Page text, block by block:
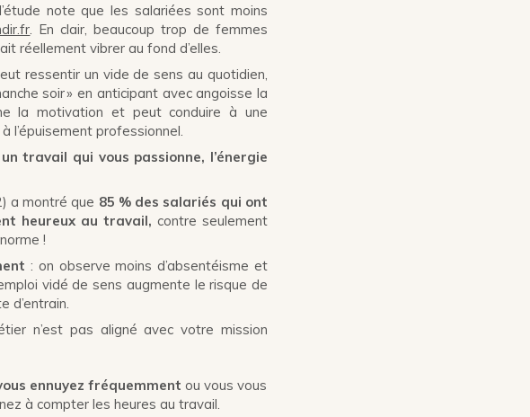
note que les salariées sont moins
. En clair, beaucoup trop de femmes
réellement vibrer au fond d’elles.
ressentir un vide de sens au quotidien,
soir » en anticipant avec angoisse la
la motivation et peut conduire à une
l’épuisement professionnel.
travail qui vous passionne, l’énergie
a montré que 85 % des salariés qui ont
heureux au travail, contre seulement
!
: on observe moins d’absentéisme et
emploi vidé de sens augmente le risque de
d’entrain.
n’est pas aligné avec votre mission
ennuyez fréquemment ou vous vous
à compter les heures au travail.